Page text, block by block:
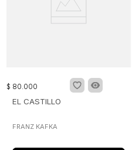
$ 80.000
EL CASTILLO
FRANZ KAFKA